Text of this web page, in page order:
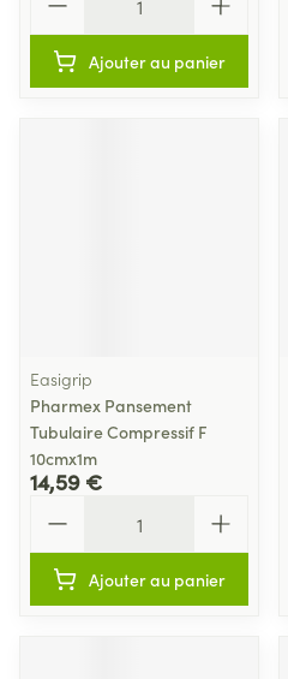
Ajouter au panier
Easigrip
Pharmex Pansement
Tubulaire Compressif F
10cmx1m
14,59 €
Ajouter au panier